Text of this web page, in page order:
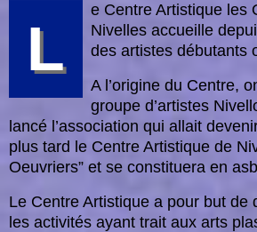
L
e Centre Artistique les
Nivelles accueille
des artistes débutants
A l’origine du Centre,
groupe d’artistes
lancé l’association qui allait
plus tard le Centre Artistique de
Oeuvriers” et se constituera en
Le Centre Artistique a pour but de
les activités ayant trait aux arts